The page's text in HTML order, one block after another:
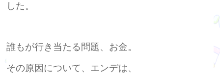
した。
誰もが行き当たる問題、お金。
その原因について、エンデは、